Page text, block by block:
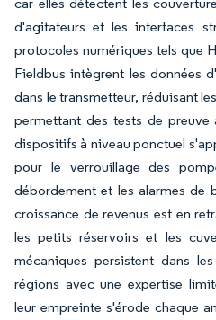
d'agitateurs et les interfaces
protocoles numériques tels que
Fieldbus intègrent les données
dans le transmetteur, réduisant
permettant des tests de preuve
dispositifs à niveau ponctuel
pour le verrouillage des
débordement et les alarmes de
croissance de revenus est en
les petits réservoirs et les
mécaniques persistent dans
régions avec une expertise
leur empreinte s'érode chaque